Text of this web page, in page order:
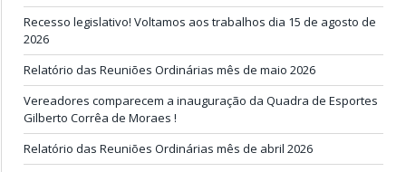
Recesso legislativo! Voltamos aos trabalhos dia 15 de agosto de
2026
Relatório das Reuniões Ordinárias mês de maio 2026
Vereadores comparecem a inauguração da Quadra de Esportes
Gilberto Corrêa de Moraes !
Relatório das Reuniões Ordinárias mês de abril 2026